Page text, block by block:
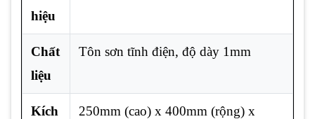
hiệu
Chất
liệu
Tôn sơn tĩnh điện, độ dày 1mm
Kích
250mm (cao) x 400mm (rộng) x